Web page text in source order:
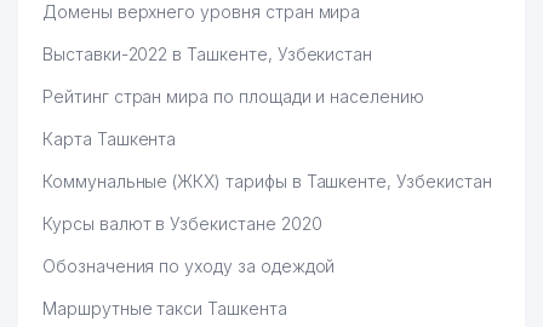
Домены верхнего уровня стран мира
Выставки-2022 в Ташкенте, Узбекистан
Рейтинг стран мира по площади и населению
Карта Ташкента
Коммунальные (ЖКХ) тарифы в Ташкенте, Узбекистан
Курсы валют в Узбекистане 2020
Обозначения по уходу за одеждой
Маршрутные такси Ташкента